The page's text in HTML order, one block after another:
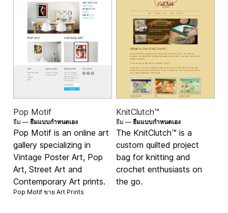
Pop Motif
ธีม —ธีมแบบกำหนดเอง
Pop Motif is an online art
gallery specializing in
Vintage Poster Art, Pop
Art, Street Art and
Contemporary Art prints.
Pop Motif ขายArt Prints
KnitClutch™
ธีม — ธีมแบบกำหนดเอง
The KnitClutch™ is a
custom quilted project
bag for knitting and
crochet enthusiasts on
the go.